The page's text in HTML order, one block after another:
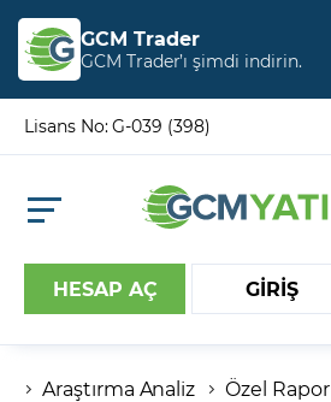
GCM Trader
GCM Trader’ı şimdi indirin.
Lisans No: G-039 (398)
HESAP AÇ GİRİŞ
Hesap numaranız
Araştırma Analiz Özel Rapor